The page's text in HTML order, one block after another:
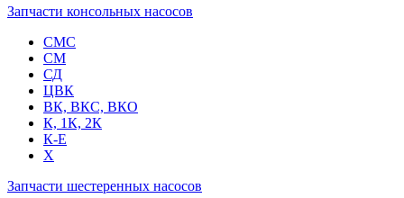
Запчасти консольных насосов
СМС
СМ
СД
ЦВК
ВК, ВКС, ВКО
К, 1К, 2К
К-Е
Х
Запчасти шестеренных насосов